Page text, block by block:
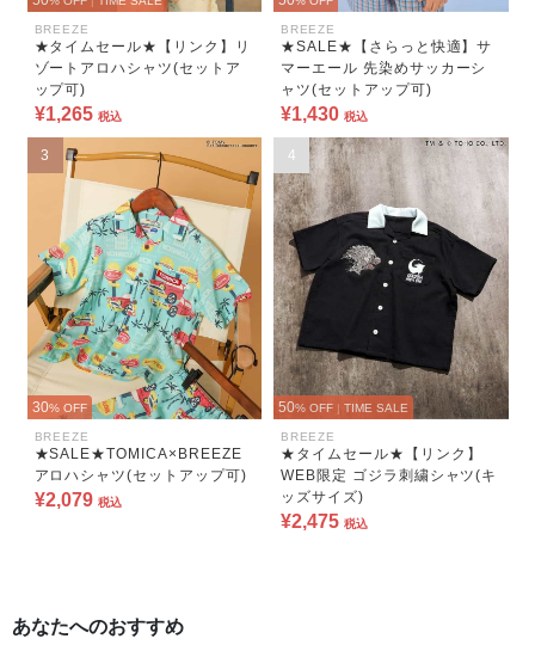
BREEZE
★タイムセール★【リンク】リ
ゾートアロハシャツ(セットア
ップ可)
¥1,265 税込
BREEZE
★SALE★【さらっと快適】サ
マーエール 先染めサッカーシ
ャツ(セットアップ可)
¥1,430 税込
3
30% OFF
BREEZE
★SALE★TOMICA×BREEZE
アロハシャツ(セットアップ可)
¥2,079 税込
4
50% OFF | TIME SALE
BREEZE
★タイムセール★【リンク】
WEB限定 ゴジラ刺繍シャツ(キ
ッズサイズ)
¥2,475 税込
あなたへのおすすめ